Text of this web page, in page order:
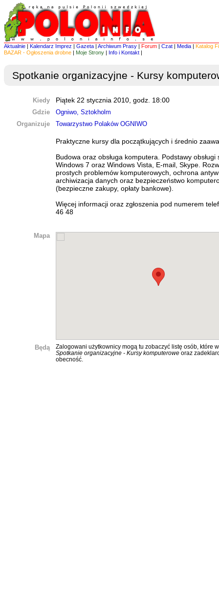
Aktualnie | Kalendarz Imprez | Gazeta | Archiwum Prasy | Forum | Czat | Media | Katalog
BAZAR - Ogłoszenia drobne | Moje Strony | Info i Kontakt |
Spotkanie organizacyjne - Kursy
Kiedy
Piątek 22 stycznia 2010, godz. 18:00
Gdzie
Ogniwo, Sztokholm
Organizuje
Towarzystwo Polaków OGNIWO
Praktyczne kursy dla początkujących i średnio
Budowa oraz obsługa komputera. Podstawy obsługi
Windows 7 oraz Windows Vista, E-mail, Skype.
prostych problemów komputerowych, ochrona
archiwizacja danych oraz bezpieczeństwo
(bezpieczne zakupy, opłaty bankowe).
Więcej informacji oraz zgłoszenia pod numerem
46 48
Mapa
Będą
Zalogowani użytkownicy mogą tu zobaczyć listę osób, które
Spotkanie organizacyjne - Kursy komputerowe oraz
obecność.